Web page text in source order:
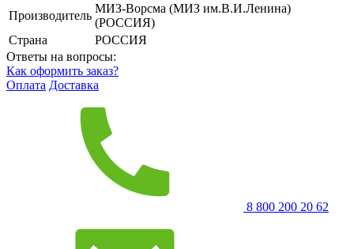
Производитель
МИЗ-Ворсма (МИЗ им.В.И.Ленина)
(РОССИЯ)
Страна
РОССИЯ
Ответы на вопросы:
Как оформить заказ?
Оплата Доставка
8 800 200 20 62